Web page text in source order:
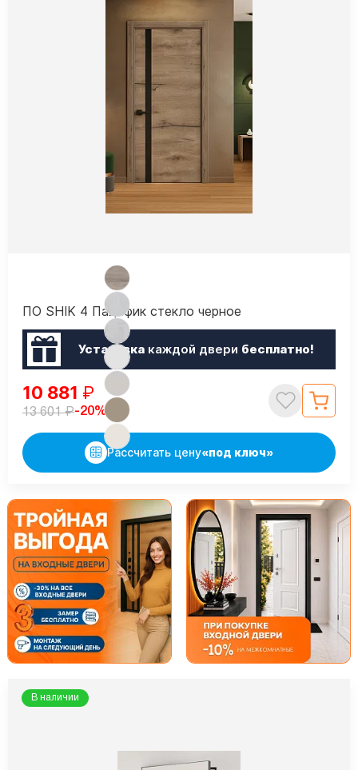
ПО SHIK 4 Пацифик стекло черное
Установкакаждой двери бесплатно!
10 881 ₽
13 601₽-20%
Рассчитать цену«под ключ»
В наличии